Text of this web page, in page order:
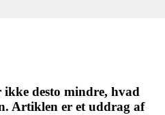
desto mindre, hvad
Artiklen er et uddrag af